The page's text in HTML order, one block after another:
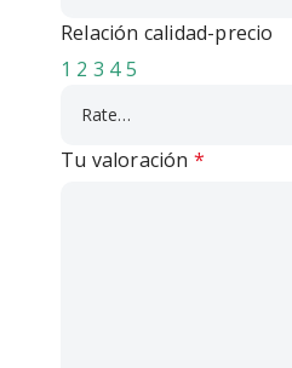
Relación calidad-precio
1 2 3 4 5
Tu valoración *